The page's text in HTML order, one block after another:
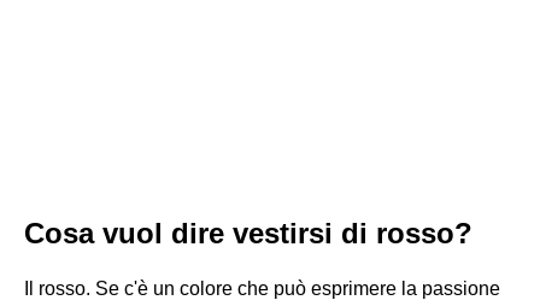
Cosa vuol dire vestirsi di rosso?
Il rosso. Se c'è un colore che può esprimere la passione